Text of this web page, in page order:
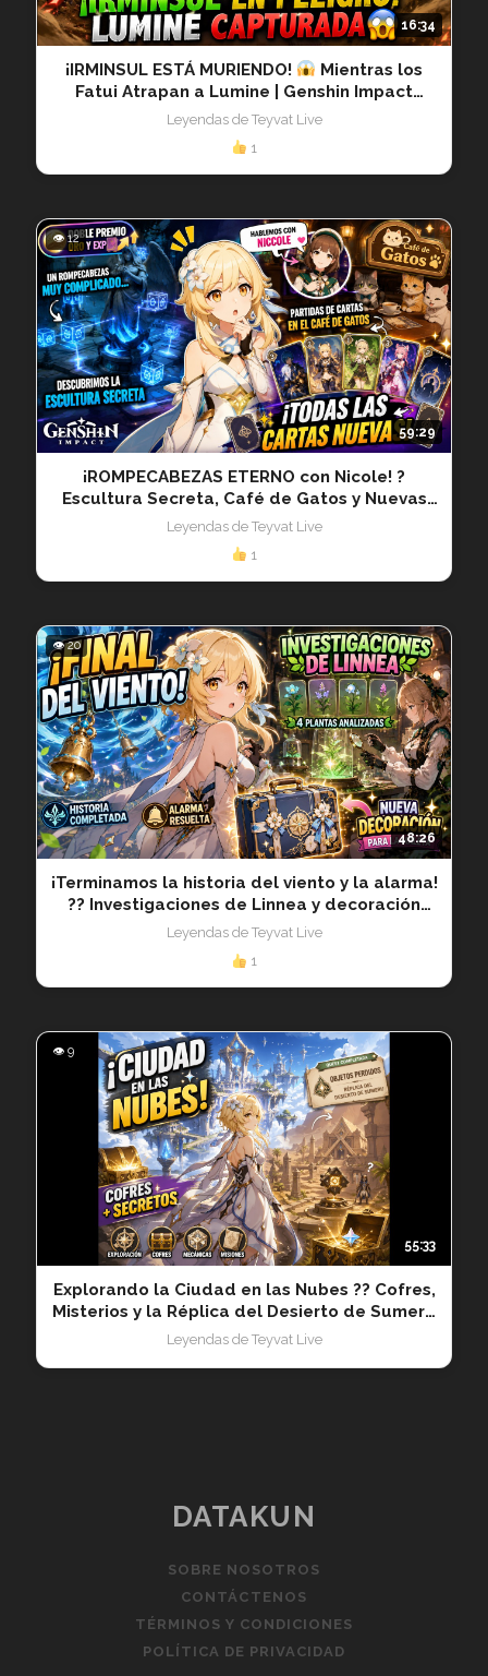
16:34
¡IRMINSUL ESTÁ MURIENDO!
Mientras los
Fatui Atrapan a Lumine | Genshin Impact
20260530
Leyendas de Teyvat Live
1
59:29
👁 12
¡ROMPECABEZAS ETERNO con Nicole! ?
Escultura Secreta, Café de Gatos y Nuevas
Cartas. GIViVo 20260515
Leyendas de Teyvat Live
1
48:26
👁 20
¡Terminamos la historia del viento y la alarma!
?? Investigaciones de Linnea y decoración
20260509
Leyendas de Teyvat Live
1
55:33
👁 9
Explorando la Ciudad en las Nubes ?? Cofres,
Misterios y la Réplica del Desierto de Sumeru
20260422
Leyendas de Teyvat Live
DATAKUN
SOBRE NOSOTROS
CONTÁCTENOS
TÉRMINOS Y CONDICIONES
POLÍTICA DE PRIVACIDAD